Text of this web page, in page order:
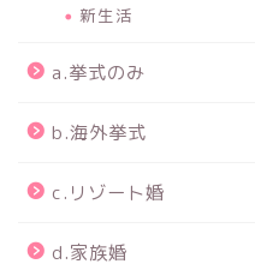
新生活
a.挙式のみ
b.海外挙式
c.リゾート婚
d.家族婚